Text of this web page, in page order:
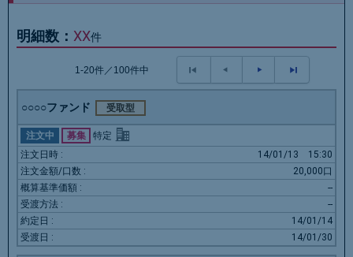
明細数： XX件
1-20件／100件中
○○○○ファンド 受取型
注文中 募集
特定
14/01/13
15:30
20,000口
--
--
14/01/14
14/01/30